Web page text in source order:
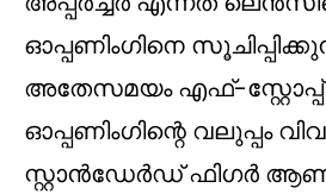
ഓപ്പണിംഗിനെ
അതേസമയം എഫ്-
ഓപ്പണിംഗിന്റെ വലുപ്പം
സ്റ്റാൻഡേർഡ് ഫിഗർ